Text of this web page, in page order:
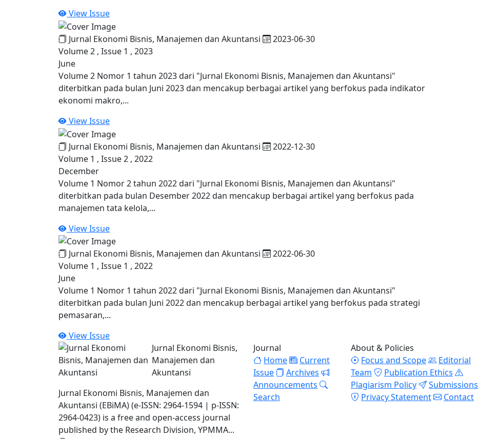
View Issue
Jurnal Ekonomi Bisnis, Manajemen dan Akuntansi
2023-06-30
Volume 2 , Issue 1 , 2023
June
Volume 2 Nomor 1 tahun 2023 dari "Jurnal Ekonomi Bisnis, Manajemen dan Akuntansi"
diterbitkan pada bulan Juni 2023 dan mencakup berbagai artikel yang berfokus pada indikator
ekonomi makro,...
View Issue
Jurnal Ekonomi Bisnis, Manajemen dan Akuntansi
2022-12-30
Volume 1 , Issue 2 , 2022
December
Volume 1 Nomor 2 tahun 2022 dari "Jurnal Ekonomi Bisnis, Manajemen dan Akuntansi"
diterbitkan pada bulan Desember 2022 dan mencakup berbagai artikel yang berfokus pada
manajemen tata kelola,...
View Issue
Jurnal Ekonomi Bisnis, Manajemen dan Akuntansi
2022-06-30
Volume 1 , Issue 1 , 2022
June
Volume 1 Nomor 1 tahun 2022 dari "Jurnal Ekonomi Bisnis, Manajemen dan Akuntansi"
diterbitkan pada bulan Juni 2022 dan mencakup berbagai artikel yang berfokus pada strategi
pemasaran,...
View Issue
Jurnal Ekonomi Bisnis,
Manajemen dan
Akuntansi
Jurnal Ekonomi Bisnis, Manajemen dan
Akuntansi (EBiMA) (e-ISSN: 2964-1594 | p-ISSN:
2964-0423) is a free and open-access journal
published by the Research Division, YPMMA...
Journal
Home
Current
Issue
Archives
Announcements
Search
About & Policies
Focus and Scope
Editorial
Team
Publication Ethics
Plagiarism Policy
Submissions
Privacy Statement
Contact